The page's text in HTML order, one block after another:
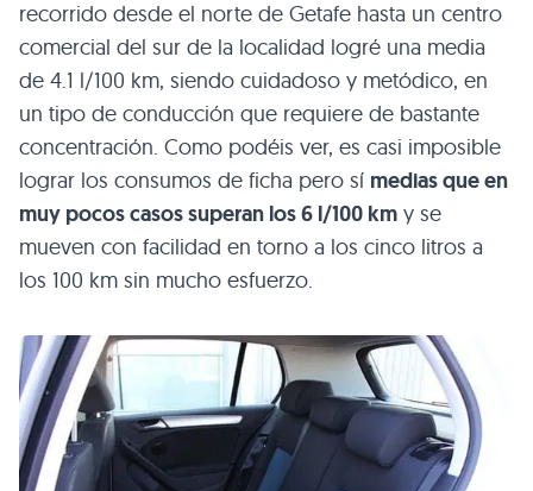
recorrido desde el norte de Getafe hasta un centro
comercial del sur de la localidad logré una media
de 4.1 l/100 km, siendo cuidadoso y metódico, en
un tipo de conducción que requiere de bastante
concentración. Como podéis ver, es casi imposible
lograr los consumos de ficha pero sí medias que en
muy pocos casos superan los 6 l/100 km y se
mueven con facilidad en torno a los cinco litros a
los 100 km sin mucho esfuerzo.